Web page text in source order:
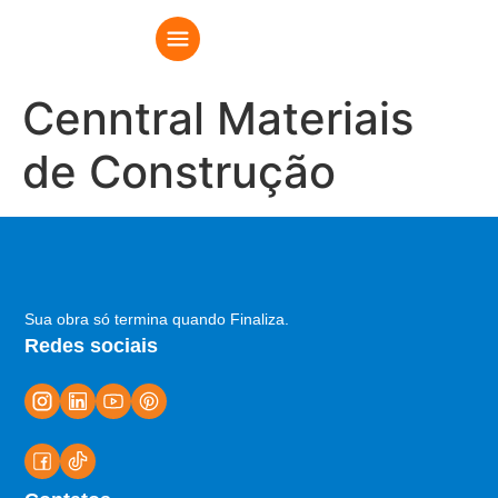
Cenntral Materiais
de Construção
Sua obra só termina quando Finaliza.
Redes sociais